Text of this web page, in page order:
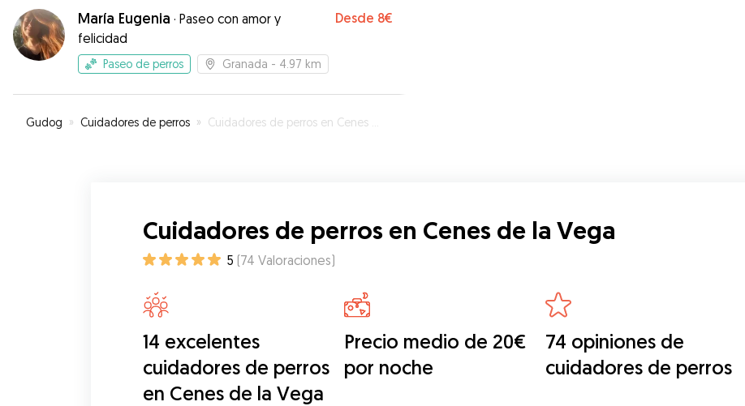
ponemos En nuestra lista de favoritos si volvemos a
Granada.”
María Eugenia · Paseo con amor y
felicidad
Desde 8€
Paseo de perros Granada - 4.97 km
Gudog » Cuidadores de perros » Cuidadores de perros en Cenes de la Vega
Cuidadores de perros en Cenes de la Vega
5 (74 Valoraciones)
14 excelentes
cuidadores de perros
en Cenes de la Vega
Precio medio de 20€
por noche
74 opiniones de
cuidadores de perros